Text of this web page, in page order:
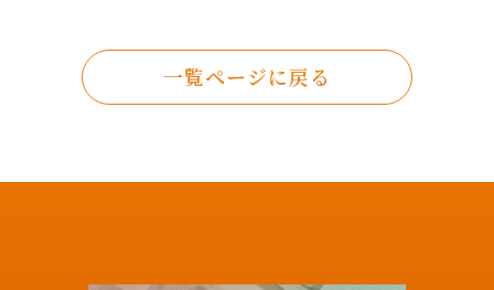
一覧ページに戻る